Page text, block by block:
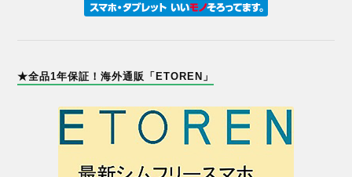
★全品1年保証！海外通販「ETOREN」